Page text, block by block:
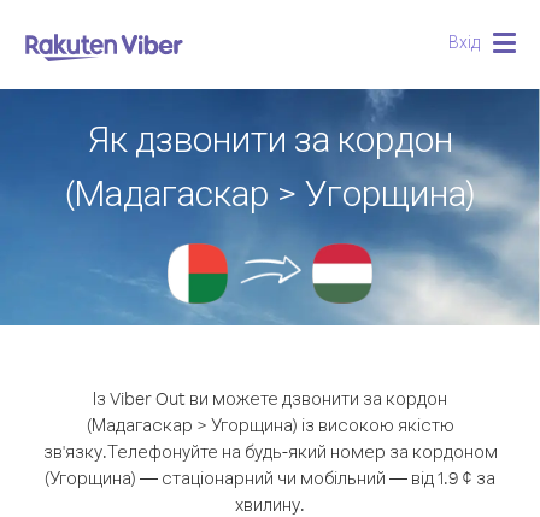
Вхід
Як дзвонити за кордон
(Мадагаскар > Угорщина)
Із Viber Out ви можете дзвонити за кордон
(Мадагаскар > Угорщина) із високою якістю
зв'язку.Телефонуйте на будь-який номер за кордоном
(Угорщина) — стаціонарний чи мобільний — від 1.9 ¢ за
хвилину.